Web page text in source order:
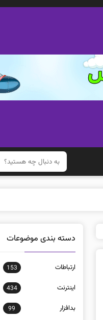
دسته بندی موضوعات
ارتباطات 153
اينترنت 434
بدافزار 99